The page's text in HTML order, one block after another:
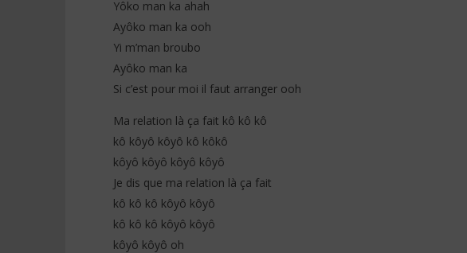
Yôko man ka ahah
Ayôko man ka ooh
Yi m’man broubo
Ayôko man ka
Si c’est pour moi il faut arranger ooh
Ma relation là ça fait kô kô kô
kô kôyô kôyô kô kôkô
kôyô kôyô kôyô kôyô
Je dis que ma relation là ça fait
kô kô kô kôyô kôyô
kô kô kô kôyô kôyô
kôyô kôyô oh